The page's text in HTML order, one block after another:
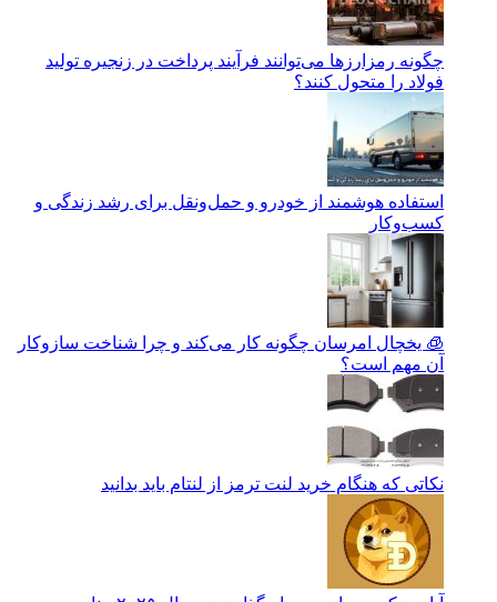
چگونه رمزارزها می‌توانند فرآیند پرداخت در زنجیره تولید
فولاد را متحول کنند؟
استفاده هوشمند از خودرو و حمل‌ونقل برای رشد زندگی و
کسب‌وکار
🧊 یخچال امرسان چگونه کار می‌کند و چرا شناخت سازوکار
آن مهم است؟
نکاتی که هنگام خرید لنت ترمز از لنتام باید بدانید